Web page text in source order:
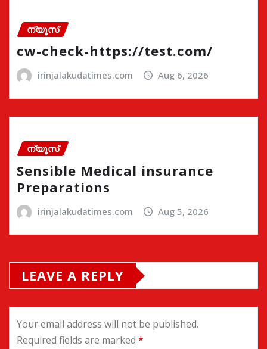
ന്യൂസ്
cw-check-https://test.com/
irinjalakudatimes.com Aug 6, 2026
ന്യൂസ്
Sensible Medical insurance
Preparations
irinjalakudatimes.com Aug 5, 2026
LEAVE A REPLY
Your email address will not be published.
Required fields are marked *